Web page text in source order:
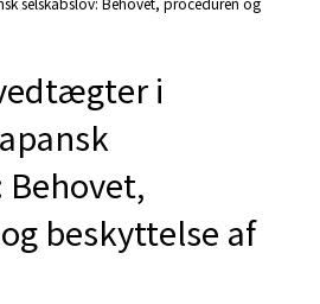
i
beskyttelse af